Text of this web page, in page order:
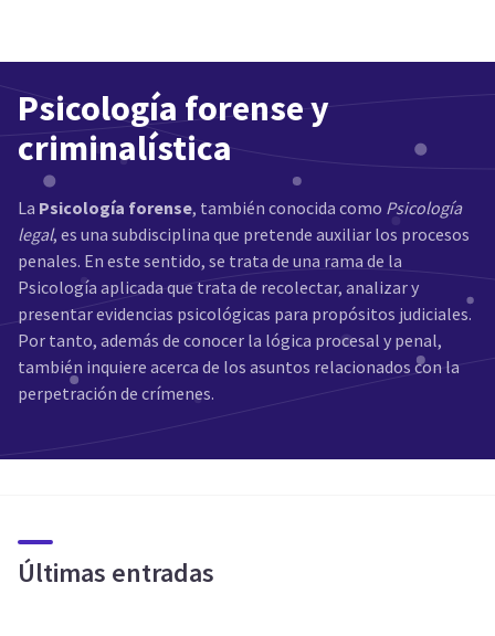
Psicología forense y
criminalística
La Psicología forense, también conocida como Psicología
legal, es una subdisciplina que pretende auxiliar los procesos
penales. En este sentido, se trata de una rama de la
Psicología aplicada que trata de recolectar, analizar y
presentar evidencias psicológicas para propósitos judiciales.
Por tanto, además de conocer la lógica procesal y penal,
también inquiere acerca de los asuntos relacionados con la
perpetración de crímenes.
Últimas entradas